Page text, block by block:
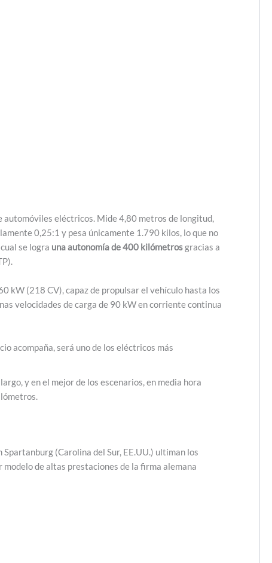
eléctricos. Mide 4,80 metros de longitud,
0,25:1 y pesa únicamente 1.790 kilos, lo que no
se logra una autonomía de 400 kilómetrosgracias a
kW (218 CV), capaz de propulsar el vehículo hasta los
velocidades de carga de 90 kW en corriente continua
acompaña, será uno de los eléctricos más
y en el mejor de los escenarios, en media hora
(Carolina del Sur, EE.UU.) ultiman los
modelo de altas prestaciones de la firma alemana